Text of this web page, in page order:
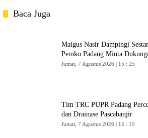
Baca Juga
Maigus Nasir Dampingi
Pemko Padang Minta
Jumat, 7 Agustus 2026 | 15 : 25
Tim TRC PUPR Padang
dan Drainase Pascabanjir
Jumat, 7 Agustus 2026 | 15 : 19